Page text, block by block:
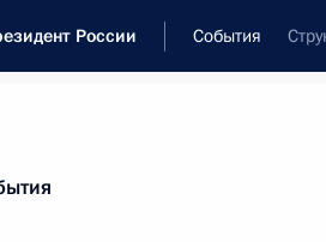
России События